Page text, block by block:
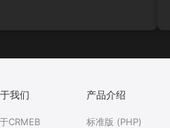
我们
CRMEB
产品介绍
标准版 (PHP)